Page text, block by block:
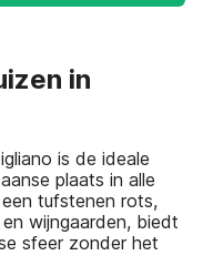
in
is de ideale
plaats in alle
tufstenen rots,
wijngaarden, biedt
sfeer zonder het